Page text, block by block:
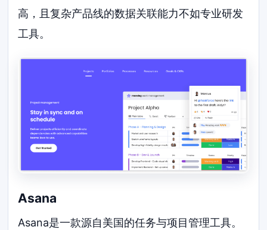
高，且复杂产品线的数据关联能力不如专业研发
工具。
Asana
Asana是一款源自美国的任务与项目管理工具。